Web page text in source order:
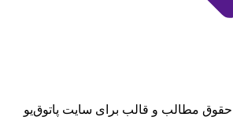
حقوق مطالب و قالب برای سایت پاتوق‌یو